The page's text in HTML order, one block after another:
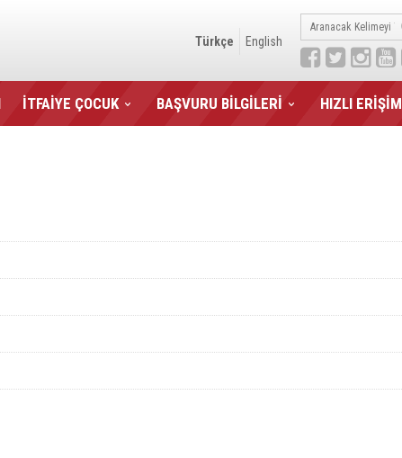
Türkçe English
İTFAİYE ÇOCUK BAŞVURU BİLGİLERİ HIZLI ERİŞİM